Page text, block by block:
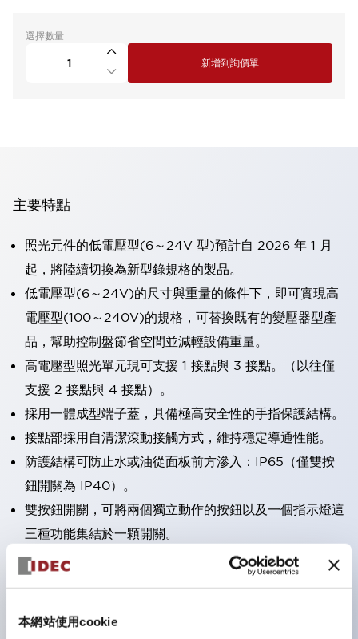
本網站使用cookie
選擇數量
新增到詢價單
主要特點
照光元件的低電壓型(6～24V 型)預計自 2026 年 1 月
起，將陸續切換為新型錄規格的製品。
低電壓型(6～24V)的尺寸與重量的條件下，即可實現高
電壓型(100～240V)的規格，可替換既有的變壓器型產
品，幫助控制盤節省空間並減輕設備重量。
高電壓型照光單元現可支援 1 接點與 3 接點。（以往僅
支援 2 接點與 4 接點）。
採用一體成型端子蓋，具備極高安全性的手指保護結構。
接點部採用自清潔滾動接觸方式，維持穩定導通性能。
防護結構可防止水或油從面板前方滲入：IP65（僅雙按
鈕開關為 IP40）。
雙按鈕開關，可將兩個獨立動作的按鈕以及一個指示燈這
三種功能集結於一顆開關。
完整支援全球各地需求的多種電壓規格。
顏色。